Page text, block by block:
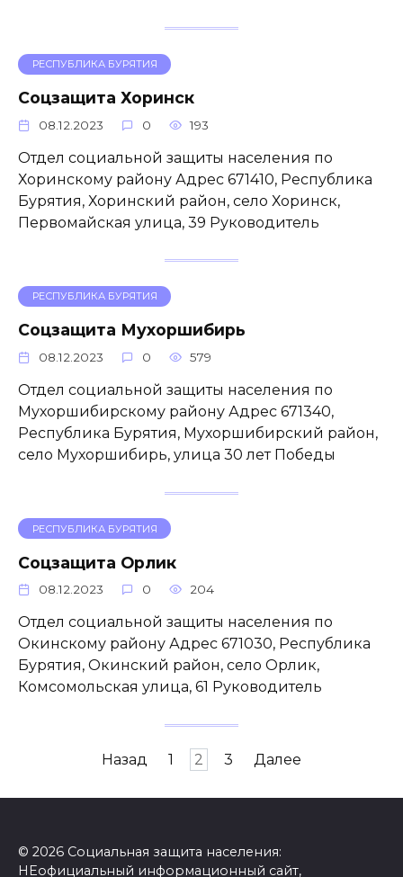
РЕСПУБЛИКА БУРЯТИЯ
Соцзащита Хоринск
08.12.2023 0 193
Отдел социальной защиты населения по
Хоринскому району Адрес 671410, Республика
Бурятия, Хоринский район, село Хоринск,
Первомайская улица, 39 Руководитель
РЕСПУБЛИКА БУРЯТИЯ
Соцзащита Мухоршибирь
08.12.2023 0 579
Отдел социальной защиты населения по
Мухоршибирскому району Адрес 671340,
Республика Бурятия, Мухоршибирский район,
село Мухоршибирь, улица 30 лет Победы
РЕСПУБЛИКА БУРЯТИЯ
Соцзащита Орлик
08.12.2023 0 204
Отдел социальной защиты населения по
Окинскому району Адрес 671030, Республика
Бурятия, Окинский район, село Орлик,
Комсомольская улица, 61 Руководитель
ПагинацияНазад 1 2 3 Далее
© 2026 Социальная защита населения:
НЕофициальный информационный сайт,